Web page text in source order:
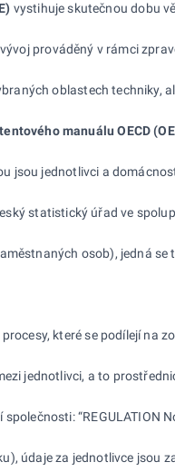
vystihuje skutečnou dobu
prováděný v rámci
oblastech
manuálu OECD
jsou jednotlivci a
statistický úřad ve
osob), jedná se
které se podílejí
jednotlivci, a to
údaje za jednotlivce jsou